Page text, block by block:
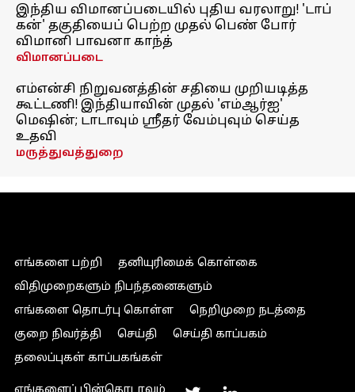
இந்திய விமானப்படையில் புதிய வரலாறு! 'டாப்
கன்' தகுதியைப் பெற்ற முதல் பெண் போர்
விமானி பாவனா காந்த்
விமானப்படை
எம்என்சி நிறுவனத்தின் சதியை முறியடித்த
கூட்டணி! இந்தியாவின் முதல் 'எம்ஆர்ஐ'
மெஷின்; டாடாவும் ஸ்ரீதர் வேம்புவும் செய்த
உதவி
மருத்துவத்துறை
எங்களை பற்றி
தனியுரிமைக் கொள்கை
விதிமுறைகளும் நிபந்தனைகளும்
எங்களை தொடர்பு கொள்ள
நெறிமுறை நடத்தை
குறை நிவர்த்தி
செய்தி
செய்தி காப்பகம்
தலைப்புகள் காப்பகங்கள்